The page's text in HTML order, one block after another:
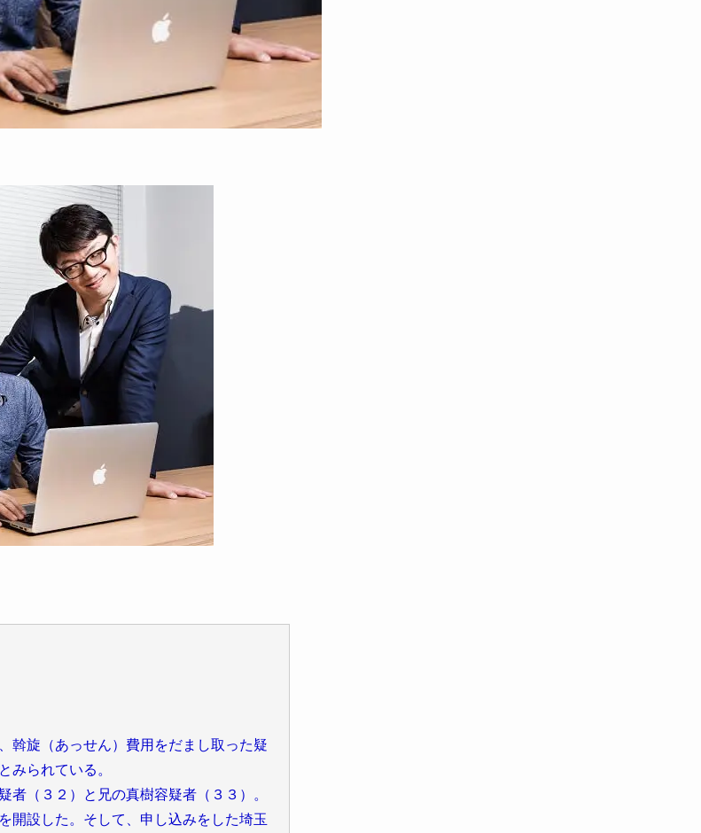
斡旋（あっせん）費用をだまし取った疑
みられている。
（３２）と兄の真樹容疑者（３３）。
開設した。そして、申し込みをした埼玉